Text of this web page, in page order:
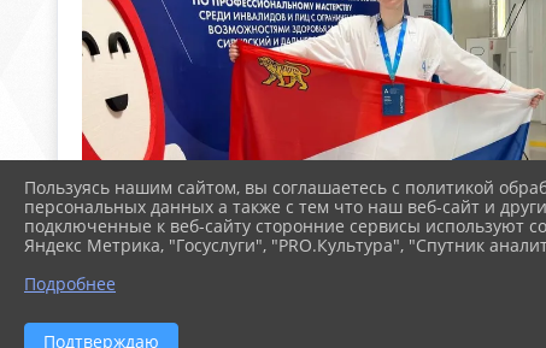
Пользуясь нашим сайтом, вы соглашаетесь с политикой
персональных данных а также с тем что наш веб-сайт и
подключенные к веб-сайту сторонние сервисы используют
Яндекс Метрика, "Госуслуги", "PRO.Культура", "Спутник
Подробнее
Подтверждаю